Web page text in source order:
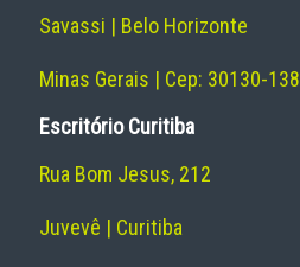
Savassi | Belo Horizonte
Minas Gerais | Cep: 30130-138
Escritório Curitiba
Rua Bom Jesus, 212
Juvevê | Curitiba